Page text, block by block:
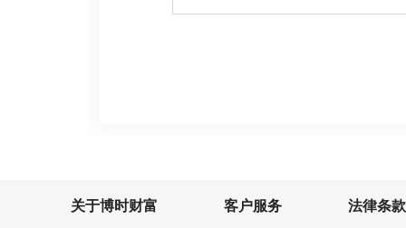
关于博时财富 客户服务 法律条款